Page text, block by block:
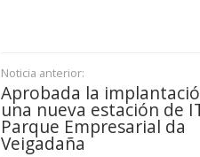
Noticia anterior:
Aprobada la
una nueva estación de
Parque Empresarial da
Veigadaña